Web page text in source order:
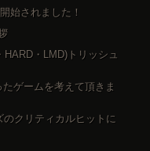
始されました！
・LMD)トリッシュ
ゲームを考えて頂きま
クリティカルヒットに